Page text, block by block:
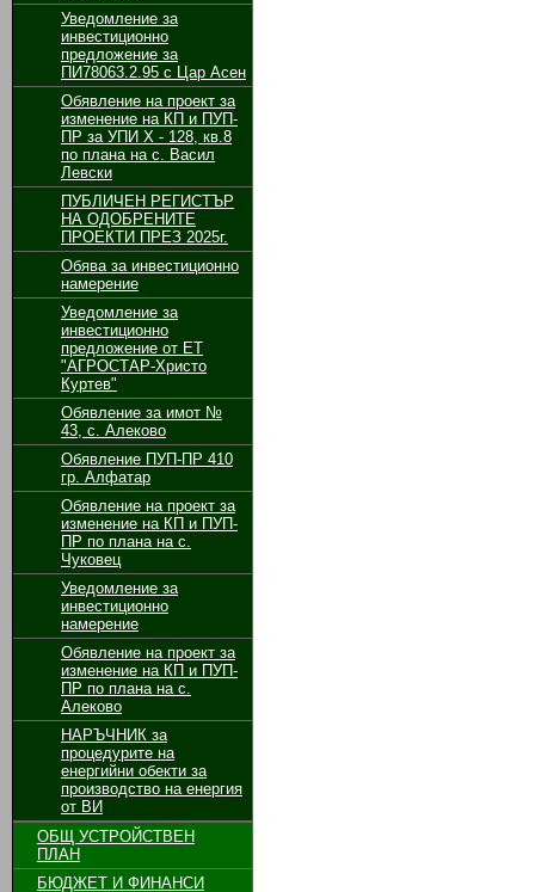
Уведомление за
инвестиционно
предложение за
ПИ78063.2.95 с Цар Асен
Обявление на проект за
изменение на КП и ПУП-
ПР за УПИ Х - 128, кв.8
по плана на с. Васил
Левски
ПУБЛИЧЕН РЕГИСТЪР
НА ОДОБРЕНИТЕ
ПРОЕКТИ ПРЕЗ 2025г.
Обява за инвестиционно
намерение
Уведомление за
инвестиционно
предложение от ЕТ
"АГРОСТАР-Христо
Куртев"
Обявление за имот №
43, с. Алеково
Обявление ПУП-ПР 410
гр. Алфатар
Обявление на проект за
изменение на КП и ПУП-
ПР по плана на с.
Чуковец
Уведомление за
инвестиционно
намерение
Обявление на проект за
изменение на КП и ПУП-
ПР по плана на с.
Алеково
НАРЪЧНИК за
процедурите на
енергийни обекти за
производство на енергия
от ВИ
ОБЩ УСТРОЙСТВЕН
ПЛАН
БЮДЖЕТ И ФИНАНСИ